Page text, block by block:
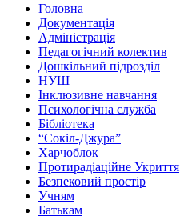
Головна
Документація
Адміністрація
Педагогічний колектив
Дошкільний підрозділ
НУШ
Інклюзивне навчання
Психологічна служба
Бібліотека
“Сокіл-Джура”
Харчоблок
Протирадіаційне Укриття
Безпековий простір
Учням
Батькам